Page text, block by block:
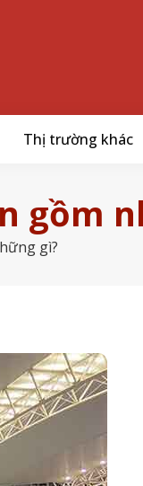
Thị trường khác
gồm
gì?